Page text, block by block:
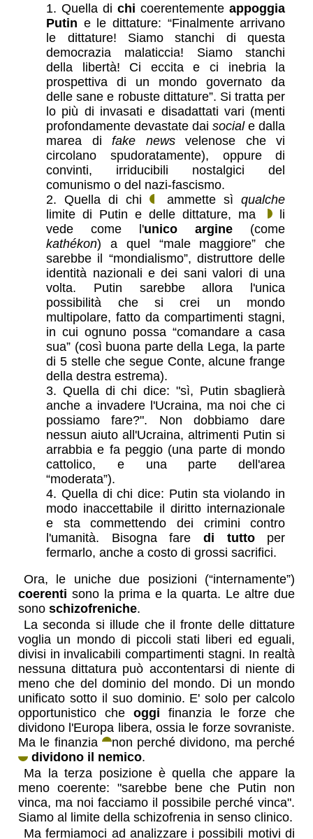
Quella dichi coerentementeappoggia
Putin e le dittature: “Finalmente arrivano
le dittature! Siamo stanchi di questa
democrazia malaticcia! Siamo stanchi
della libertà! Ci eccita e ci inebria la
prospettiva di un mondo governato da
delle sane e robuste dittature”. Si tratta per
lo più di invasati e disadattati vari (menti
profondamente devastate daisociale dalla
marea difake newsvelenose che vi
circolano spudoratamente), oppure di
convinti, irriducibili nostalgici del
comunismo o del nazi-fascismo.
Quella di chi
ammette sìqualche
limite di Putin e delle dittature, ma
li
vede come l'unico argine (come
kathékon) a quel “male maggiore” che
sarebbe il “mondialismo”, distruttore delle
identità nazionali e dei sani valori di una
volta. Putin sarebbe allora l'unica
possibilità che si crei un mondo
multipolare, fatto da compartimenti stagni,
in cui ognuno possa “comandare a casa
sua” (così buona parte della Lega, la parte
di 5 stelle che segue Conte, alcune frange
della destra estrema).
Quella di chi dice: "sì, Putin sbaglierà
anche a invadere l'Ucraina, ma noi che ci
possiamo fare?". Non dobbiamo dare
nessun aiuto all'Ucraina, altrimenti Putin si
arrabbia e fa peggio (una parte di mondo
cattolico, e una parte dell'area
“moderata”).
Quella di chi dice: Putin sta violando in
modo inaccettabile il diritto internazionale
e sta commettendo dei crimini contro
l'umanità. Bisogna faredi tuttoper
fermarlo, anche a costo di grossi sacrifici.
Ora, le uniche due posizioni (“internamente”)
coerenti sono la prima e la quarta. Le altre due
sonoschizofreniche.
La seconda si illude che il fronte delle dittature
voglia un mondo di piccoli stati liberi ed eguali,
divisi in invalicabili compartimenti stagni. In realtà
nessuna dittatura può accontentarsi di niente di
meno che del dominio del mondo. Di un mondo
unificato sotto il suo dominio. E' solo per calcolo
opportunistico cheoggi finanzia le forze che
dividono l'Europa libera, ossia le forze sovraniste.
Ma le finanzia
non perché dividono, ma perché
dividono il nemico.
Ma la terza posizione è quella che appare la
meno coerente: "sarebbe bene che Putin non
vinca, ma noi facciamo il possibile perché vinca".
Siamo al limite della schizofrenia in senso clinico.
Ma fermiamoci ad analizzare i possibili motivi di